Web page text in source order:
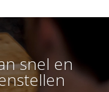
snel en